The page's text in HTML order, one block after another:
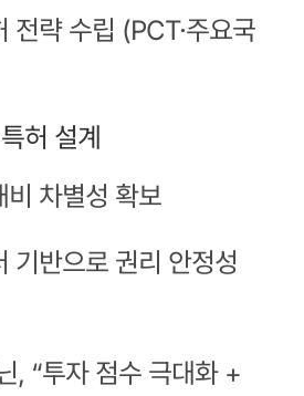
전략 수립 (PCT·주요국
허 설계
비 차별성 확보
기반으로 권리 안정성
, “투자 점수 극대화 +